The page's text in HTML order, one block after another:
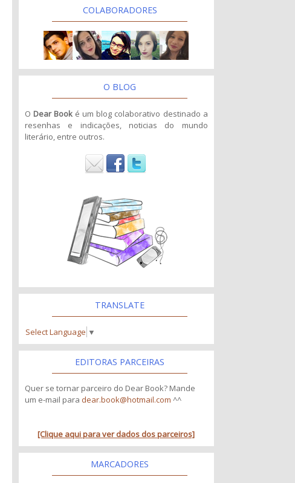
COLABORADORES
O BLOG
O Dear Book é um blog colaborativo destinado a
resenhas e indicações, noticias do mundo
literário, entre outros.
TRANSLATE
Select Language ▼
EDITORAS PARCEIRAS
Quer se tornar parceiro do Dear Book? Mande
um e-mail para dear.book@hotmail.com ^^
[Clique aqui para ver dados dos parceiros]
MARCADORES